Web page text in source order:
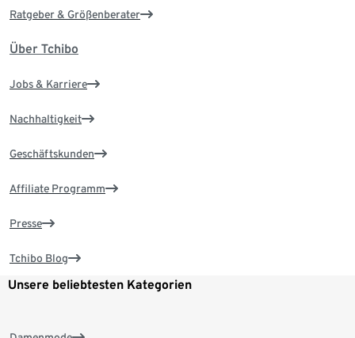
Ratgeber & Größenberater
Über Tchibo
Jobs & Karriere
Nachhaltigkeit
Geschäftskunden
Affiliate Programm
Presse
Tchibo Blog
Unsere beliebtesten Kategorien